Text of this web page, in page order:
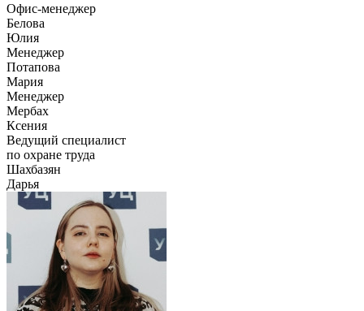
Офис-менеджер
Белова
Юлия
Менеджер
Потапова
Мария
Менеджер
Мербах
Ксения
Ведущий специалист
по охране труда
Шахбазян
Дарья